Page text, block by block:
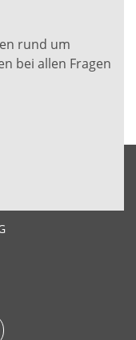
rund um
bei allen Fragen